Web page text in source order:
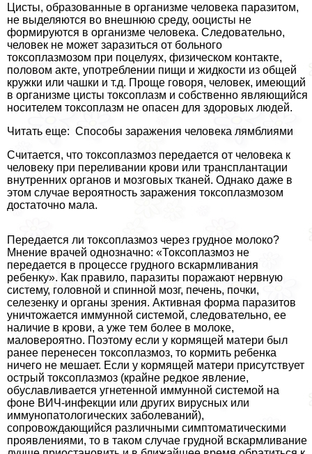
Цисты, образованные в организме человека паразитом,
не выделяются во внешнюю среду, ооцисты не
формируются в организме человека. Следовательно,
человек не может заразиться от больного
токсоплазмозом при поцелуях, физическом контакте,
пoлoвoм акте, употрeблении пищи и жидкости из общей
кружки или чашки и т.д. Проще говоря, человек, имеющий
в организме цисты токсоплазм и собственно являющийся
носителем токсоплазм не опасен для здоровых людей.
Читать еще: Способы заражения человека лямблиями
Считается, что токсоплазмоз передается от человека к
человеку при переливании крови или трaнcплантации
внутренних органов и мозговых тканей. Однако даже в
этом случае вероятность заражения токсоплазмозом
достаточно мала.
Передается ли токсоплазмоз через грудное молоко?
Мнение врачей однозначно: «Токсоплазмоз не
передается в процессе грудного вскармливания
ребенку». Как правило, паразиты поражают нервную
систему, головной и спинной мозг, печень, почки,
селезенку и органы зрения. Активная форма паразитов
уничтожается иммунной системой, следовательно, ее
наличие в крови, а уже тем более в молоке,
маловероятно. Поэтому если у кормящей матери был
ранее перенесен токсоплазмоз, то кормить ребенка
ничего не мешает. Если у кормящей матери присутствует
острый токсоплазмоз (крайне редкое явление,
обуславливается угнетенной иммунной системой на
фоне ВИЧ-инфекции или других вирусных или
иммунопатологических заболеваний),
сопровождающийся различными симптоматическими
проявлениями, то в таком случае грудной вскармливание